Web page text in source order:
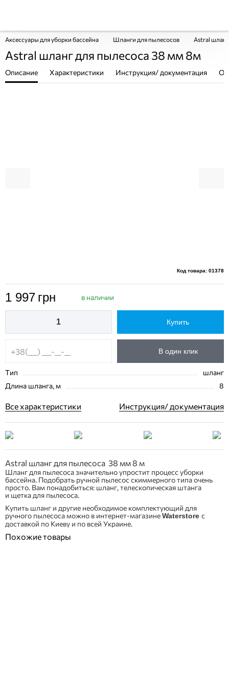
Аксессуары для уборки бассейна Шланги для пылесосов Astral
Astral шланг для пылесоса 38 мм 8м
Описание Характеристики Инструкция/ документация
Код товара: 01378
1 997 грн в наличии
Купить
В один клик
Тип
шланг
Длина шланга, м
8
Все характеристики Инструкция/ документация
Astral шланг для пылесоса 38 мм 8 м
Шланг для пылесоса значительно упростит процесс уборки
бассейна. Подобрать ручной пылесос скиммерного типа очень
просто. Вам понадобиться: шланг, телескопическая штанга
и щетка для пылесоса.
Купить шланг и другие необходимое комплектующий для
ручного пылесоса можно в интернет-магазинеWaterstore с
доставкой по Киеву и по всей Украине.
Похожие товары